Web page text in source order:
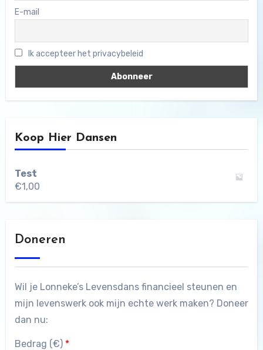
E-mail
Ik accepteer het privacybeleid
Koop Hier Dansen
Test
€1,00
Doneren
Wil je Lonneke’s Levensdans financieel steunen en
mijn levenswerk ook mijn echte werk maken? Doneer
dan nu:
Bedrag (€) *